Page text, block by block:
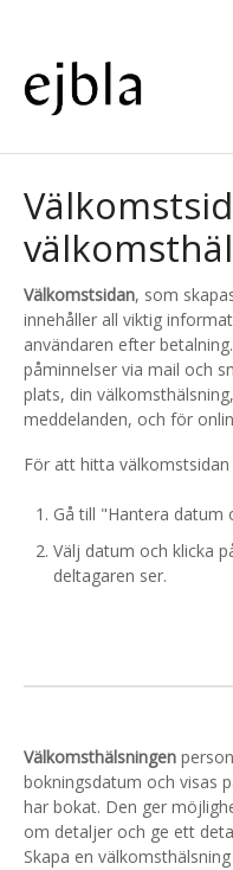
Välkomstsidan, som
innehåller all viktig
användaren efter
påminnelser via mail och
plats, din
meddelanden, och för
För att hitta
Gå till "Hantera datum
Välj datum och klicka
deltagaren ser.
Välkomsthälsningen
bokningsdatum och visas
har bokat. Den ger
om detaljer och ge ett
Skapa en